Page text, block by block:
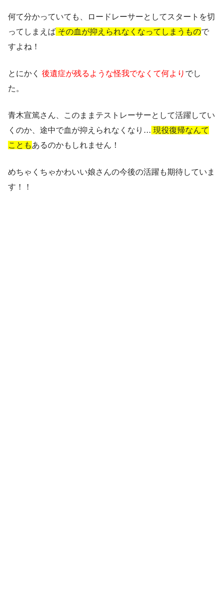
何て分かっていても、ロードレーサーとしてスタートを切
ってしまえば その血が抑えられなくなってしまうもので
すよね！
とにかく 後遺症が残るような怪我でなくて何より でし
た。
青木宣篤さん、このままテストレーサーとして活躍してい
くのか、途中で血が抑えられなくなり… 現役復帰なんて
こともあるのかもしれません！
めちゃくちゃかわいい娘さんの今後の活躍も期待していま
す！！